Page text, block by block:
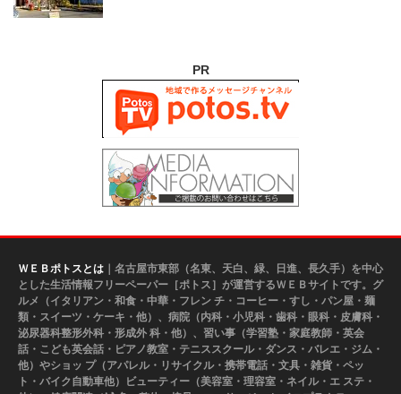
PR
ＷＥＢポトスとは ｜名古屋市東部（名東、天白、緑、日進、長久手）を中心
とした生活情報フリーペーパー［ポトス］が運営するＷＥＢサイトです。グ
ルメ（イタリアン・和食・中華・フレン チ・コーヒー・すし・パン屋・麺
類・スイーツ・ケーキ・他）、病院（内科・小児科・歯科・眼科・皮膚科・
泌尿器科整形外科・形成外 科・他）、習い事（学習塾・家庭教師・英会
話・こども英会話・ピアノ教室・テニススクール・ダンス・バレエ・ジム・
他）やショッ プ（アパレル・リサイクル・携帯電話・文具・雑貨・ペッ
ト・バイク自動車他）ビューティー（美容室・理容室・ネイル・エ ステ・